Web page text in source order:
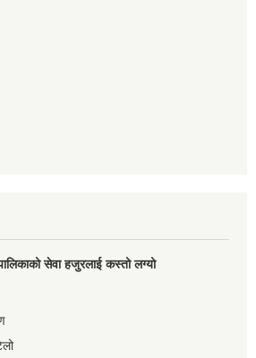
सेवा हजुरलाई कस्तो लग्यो